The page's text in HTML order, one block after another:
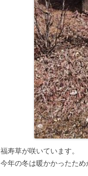
福寿草が咲いています。
今年の冬は暖かかったため